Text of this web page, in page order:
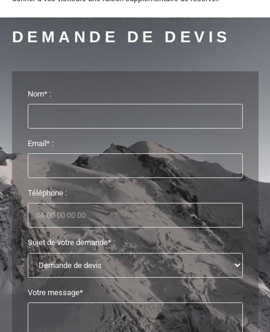
DEMANDE DE DEVIS
Nom* :
Email* :
Téléphone :
Sujet de votre demande* :
Votre message*